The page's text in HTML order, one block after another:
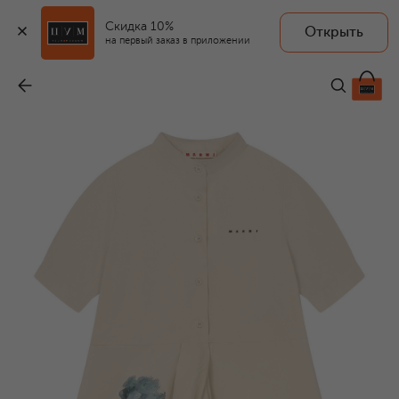
Скидка 10%
на первый заказ в приложении
Открыть
17 700 ₽